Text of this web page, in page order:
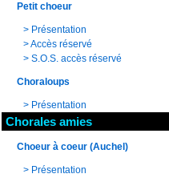
Petit choeur
> Présentation
>Accès réservé
> S.O.S. accès réservé
Choraloups
> Présentation
Chorales amies
Choeur à coeur (Auchel)
> Présentation